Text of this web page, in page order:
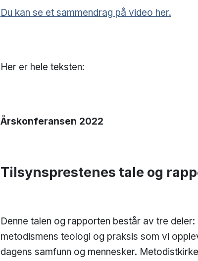
Du kan se et sammendrag på video her.
Her er hele teksten:
Årskonferansen 2022
Tilsynsprestenes tale og
Denne talen og rapporten består av tre
metodismens teologi og praksis som vi
dagens samfunn og mennesker.